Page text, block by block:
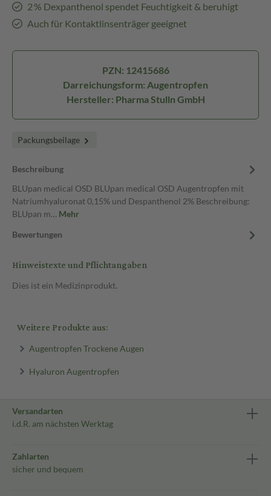
2 % Dexpanthenol spendet Feuchtigkeit & beruhigt
Auch für Kontaktlinsenträger geeignet
PZN: 12415686
Darreichungsform: Augentropfen
Hersteller: Pharma Stulln GmbH
Packungsbeilage
Beschreibung
BLUpan medical OSD BLUpan medical OSD Augentropfen mit
Natriumhyaluronat 0,15% und Despanthenol 2% Beschreibung:
BLUpan m… Mehr
Bewertungen
Hinweistexte und Pflichtangaben
Dies ist ein Medizinprodukt.
Weitere Produkte aus:
Augentropfen Trockene Augen
Hyaluron Augentropfen
Versandarten
i.d.R. am nächsten Werktag
Zahlarten
sicher und bequem